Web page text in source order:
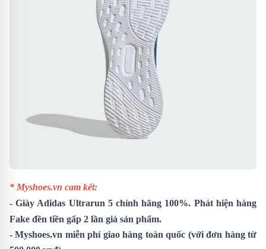
* Myshoes.vn cam kết:
-Giày Adidas Ultrarun 5chính hãng 100%. Phát hiện hàng
Fake đền tiền gấp 2 lần giá sản phẩm.
- Myshoes.vn miễn phí giao hàng toàn quốc (với đơn hàng từ